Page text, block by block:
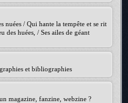
nuées / Qui hante la tempête et se rit
huées, / Ses ailes de géant
et bibliographies
magazine, fanzine, webzine ?